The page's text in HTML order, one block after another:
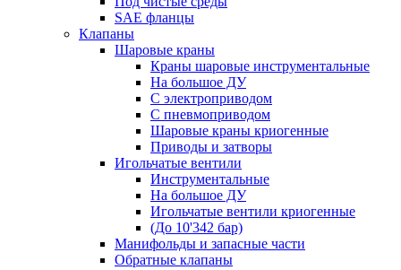
SAE фланцы
Клапаны
Шаровые краны
Краны шаровые инструментальные
На большое ДУ
С электроприводом
С пневмоприводом
Шаровые краны криогенные
Приводы и затворы
Игольчатые вентили
Инструментальные
На большое ДУ
Игольчатые вентили криогенные
(До 10'342 бар)
Манифольды и запасные части
Обратные клапаны